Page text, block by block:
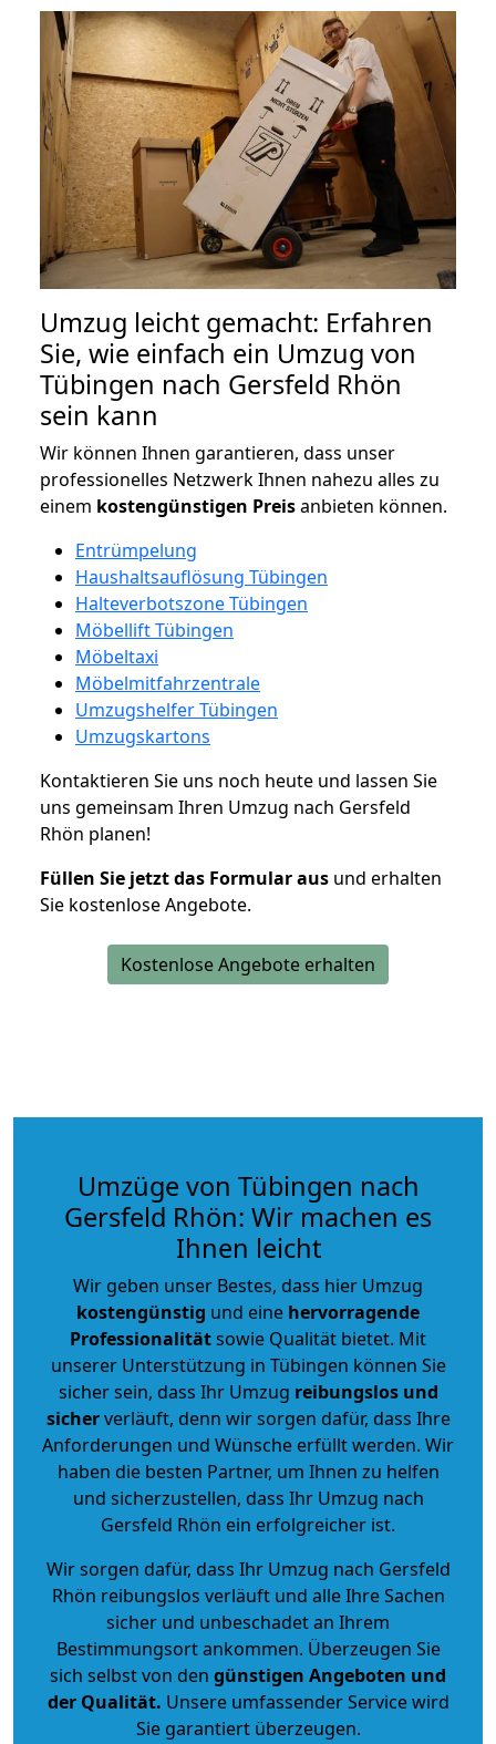
Umzug leicht gemacht: Erfahren
Sie, wie einfach ein Umzug von
Tübingen nach Gersfeld Rhön
sein kann
Wir können Ihnen garantieren, dass unser
professionelles Netzwerk Ihnen nahezu alles zu
einem kostengünstigen Preisanbieten können.
Entrümpelung
Haushaltsauflösung Tübingen
Halteverbotszone Tübingen
Möbellift Tübingen
Möbeltaxi
Möbelmitfahrzentrale
Umzugshelfer Tübingen
Umzugskartons
Kontaktieren Sie uns noch heute und lassen Sie
uns gemeinsam Ihren Umzug nach Gersfeld
Rhön planen!
Füllen Sie jetzt das Formular aus und erhalten
Sie kostenlose Angebote.
Kostenlose Angebote erhalten
Umzüge von Tübingen nach
Gersfeld Rhön: Wir machen es
Ihnen leicht
Wir geben unser Bestes, dass hier Umzug
kostengünstig und eine hervorragende
Professionalitätsowie Qualität bietet. Mit
unserer Unterstützung in Tübingen können Sie
sicher sein, dass Ihr Umzug reibungslos und
sicherverläuft, denn wir sorgen dafür, dass Ihre
Anforderungen und Wünsche erfüllt werden. Wir
haben die besten Partner, um Ihnen zu helfen
und sicherzustellen, dass Ihr Umzug nach
Gersfeld Rhön ein erfolgreicher ist.
Wir sorgen dafür, dass Ihr Umzug nach Gersfeld
Rhön reibungslos verläuft und alle Ihre Sachen
sicher und unbeschadet an Ihrem
Bestimmungsort ankommen. Überzeugen Sie
sich selbst von den günstigen Angeboten und
der Qualität. Unsere umfassender Service wird
Sie garantiert überzeugen.